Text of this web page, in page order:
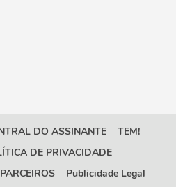
DO ASSINANTE
TEM!
DE PRIVACIDADE
PARCEIROS
Publicidade Legal